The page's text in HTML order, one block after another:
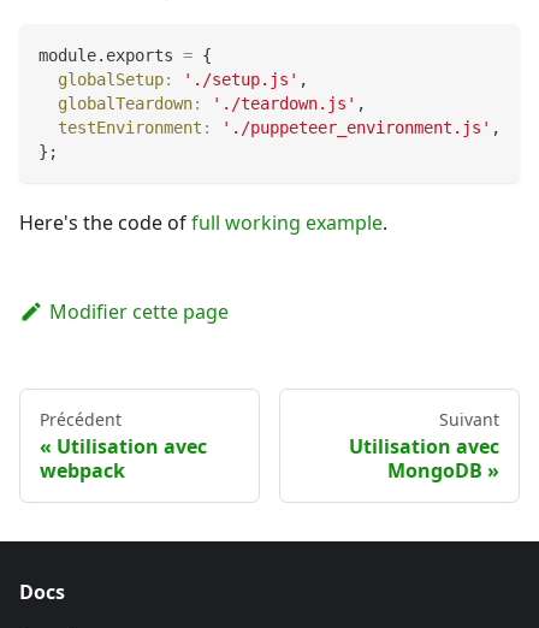
module. exports = {
globalSetup: './setup.js' ,
globalTeardown: './teardown.js' ,
testEnvironment : './puppeteer_environment.js' ,
} ;
Here's the code offull working example.
Modifier cette page
Précédent
Utilisation avec
webpack
Suivant
Utilisation avec
MongoDB
Docs